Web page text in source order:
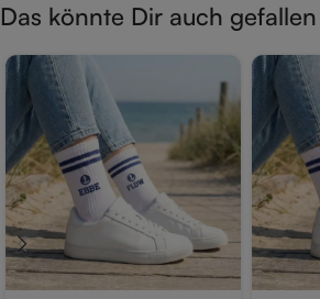
Das könnte Dir auch gefallen